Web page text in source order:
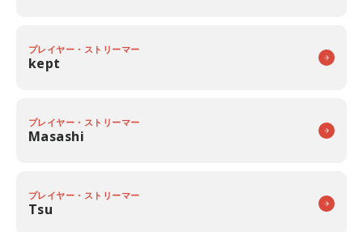
プレイヤー・ストリーマー
kept
プレイヤー・ストリーマー
Masashi
プレイヤー・ストリーマー
Tsu